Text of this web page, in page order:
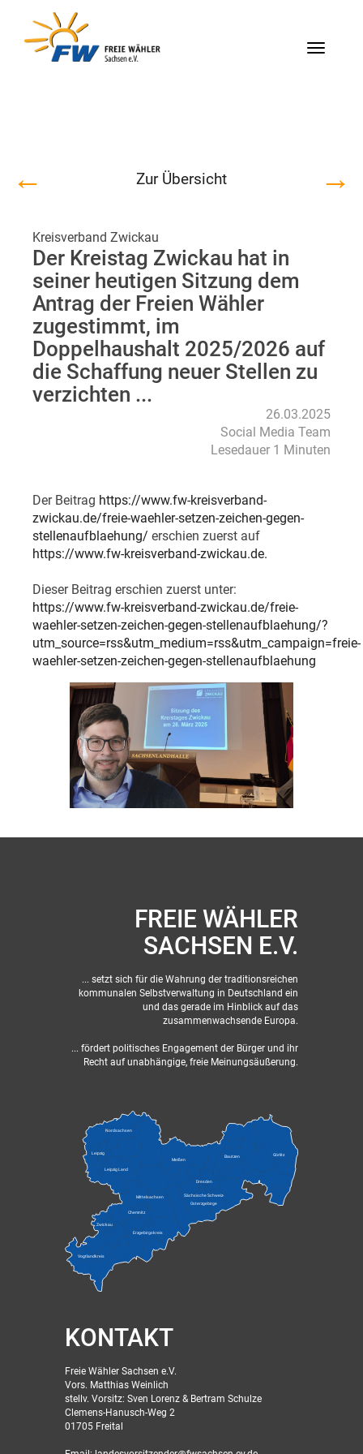
Menü
← Zur Übersicht →
Kreisverband Zwickau
Der Kreistag Zwickau hat in
seiner heutigen Sitzung dem
Antrag der Freien Wähler
zugestimmt, im
Doppelhaushalt 2025/2026 auf
die Schaffung neuer Stellen zu
verzichten ...
26.03.2025
Social Media Team
Lesedauer 1 Minuten
Der Beitrag https://www.fw-kreisverband-
zwickau.de/freie-waehler-setzen-zeichen-gegen-
stellenaufblaehung/ erschien zuerst auf
https://www.fw-kreisverband-zwickau.de.
Dieser Beitrag erschien zuerst unter:
https://www.fw-kreisverband-zwickau.de/freie-
waehler-setzen-zeichen-gegen-stellenaufblaehung/?
utm_source=rss&utm_medium=rss&utm_campaign=freie-
waehler-setzen-zeichen-gegen-stellenaufblaehung
FREIE WÄHLER
SACHSEN E.V.
... setzt sich für die Wahrung der traditionsreichen
kommunalen Selbstverwaltung in Deutschland ein
und das gerade im Hinblick auf das
zusammenwachsende Europa.
... fördert politisches Engagement der Bürger und ihr
Recht auf unabhängige, freie Meinungsäußerung.
Bautzen Görlitz
Leipzig
Leipzig Land
Meißen
Erzgebirgskreis
Mittelsachsen
Nordsachsen
Osterzgebirge
Sächsische Schweiz-
Vogtlandkreis
Zwickau
Dresden
Chemnitz
KONTAKT
Freie Wähler Sachsen e.V.
Vors. Matthias Weinlich
stellv. Vorsitz: Sven Lorenz & Bertram Schulze
Clemens-Hanusch-Weg 2
01705 Freital